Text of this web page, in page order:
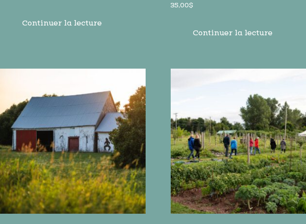
Continuer la lecture
35,00$
Continuer la lecture